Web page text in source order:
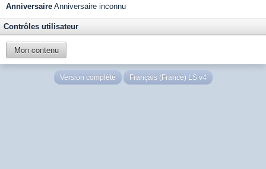
Anniversaire Anniversaire inconnu
Contrôles utilisateur
Mon contenu
Version complète Français (France) LS v4